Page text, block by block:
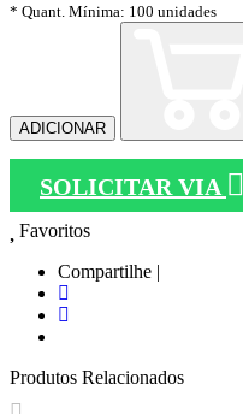
* Quant. Mínima: 100 unidades
ADICIONAR
SOLICITAR VIA
Favoritos
Compartilhe |
Produtos Relacionados